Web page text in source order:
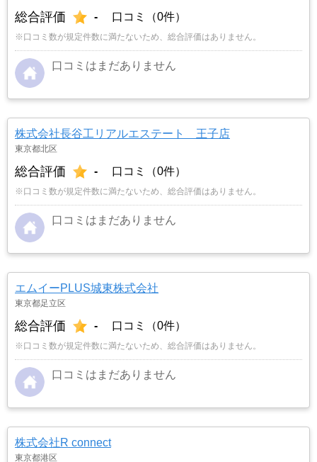
総合評価 - 口コミ（0件）
※口コミ数が規定件数に満たないため、総合評価はありません。
口コミはまだありません
株式会社長谷工リアルエステート 王子店
東京都北区
総合評価 - 口コミ（0件）
※口コミ数が規定件数に満たないため、総合評価はありません。
口コミはまだありません
エムイーPLUS城東株式会社
東京都足立区
総合評価 - 口コミ（0件）
※口コミ数が規定件数に満たないため、総合評価はありません。
口コミはまだありません
株式会社R connect
東京都港区